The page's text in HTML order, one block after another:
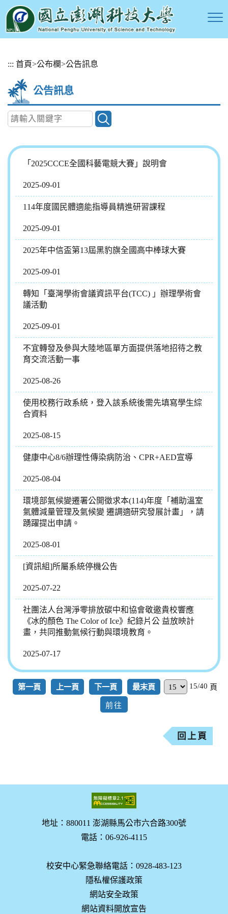
::: 首頁>公布欄>公告訊息
公告訊息
「2025CCCE全國科藝電競大賽」說明會
2025-09-01
114年度國民體適能指導員精進研習課程
2025-09-01
2025年中信盃第13屆黑豹旗全國高中棒球大賽
2025-09-01
轉知「臺灣學術會議資訊平台(TCC) 」辦理學術會
議活動
2025-09-01
不宜轉發及參與大陸地區單方面提供落地招待之教
育交流活動一事
2025-08-26
使用校務行政系統，登入該系統後需先填寫學生綜
合資料
2025-08-15
健康中心8/6辦理性傳染病防治、CPR+AED宣導
2025-08-04
環境部氣候變遷署公開徵求本(114)年度「補助溫室
氣體減量管理及氣候變 遷調適研究發展計畫」，請
踴躍提出申請。
2025-08-01
[資訊組]所屬系統停機公告
2025-07-22
社團法人台灣淨零排放碳中和協會敬邀貴校響應
《冰的顏色 The Color of Ice》紀錄片公 益放映計
畫，共同推動氣候行動與環境教育。
2025-07-17
第一頁 上一頁 下一頁 最末頁 15/40 頁
回上頁
地址：880011 澎湖縣馬公市六合路300號
電話：06-926-4115
校安中心緊急聯絡電話：0928-483-123
隱私權保護政策
網站安全政策
網站資料開放宣告